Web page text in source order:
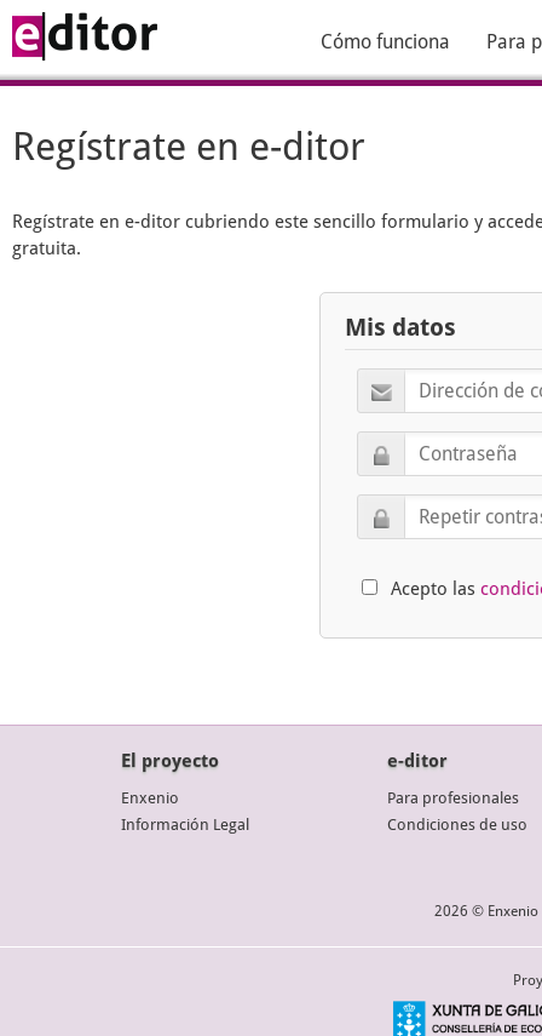
Cómo funciona Para
Regístrate en e-ditor
Regístrate en e-ditor cubriendo este sencillo formulario y
gratuita.
Mis datos
Acepto las
El proyecto
Enxenio
Información Legal
e-ditor
Para profesionales
Condiciones de uso
2026 © Enxenio